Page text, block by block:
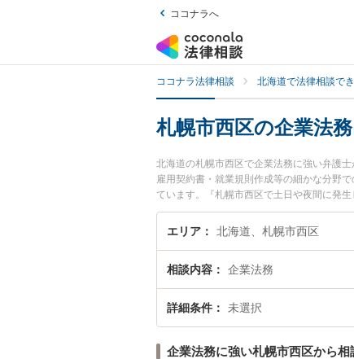
ココナラへ
ココナラ法律相談 北海道で法律相談で
札幌市西区の企業法
北海道の札幌市西区で企業法務に強い弁護
雇用契約書・就業規則作成等の細かな分野
ています。『札幌市西区で土日や夜間に発
相談無料で企業法務を法律相談できる札幌
エリア 北海道、札幌市西区
相談内容 企業法務
詳細条件 未選択
企業法務に強い札幌市西区から相